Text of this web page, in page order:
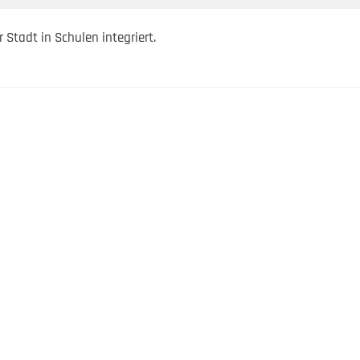
Stadt in Schulen integriert.